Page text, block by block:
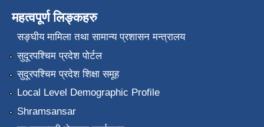
महत्वपूर्ण लिङ्कहरु
सङ्‍घीय मामिला तथा सामान्य प्रशासन मन्त्रालय
सुदूरपश्चिम प्रदेश पोर्टल
सुदूरपश्चिम प्रदेश शिक्षा समूह
Local Level Demographic Profile
Shramsansar